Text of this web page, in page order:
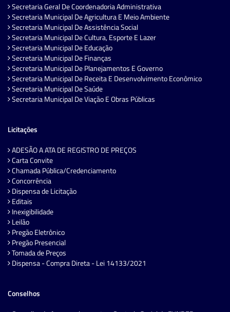
Secretaria Geral De Coordenadoria Administrativa
Secretaria Municipal De Agricultura E Meio Ambiente
Secretaria Municipal De Assistência Social
Secretaria Municipal De Cultura, Esporte E Lazer
Secretaria Municipal De Educação
Secretaria Municipal De Finanças
Secretaria Municipal De Planejamentos E Governo
Secretaria Municipal De Receita E Desenvolvimento Econômico
Secretaria Municipal De Saúde
Secretaria Municipal De Viação E Obras Públicas
Licitações
ADESÃO A ATA DE REGISTRO DE PREÇOS
Carta Convite
Chamada Pública/Credenciamento
Concorrência
Dispensa de Licitação
Editais
Inexigibilidade
Leilão
Pregão Eletrônico
Pregão Presencial
Tomada de Preços
Dispensa - Compra Direta - Lei 14133/2021
Conselhos